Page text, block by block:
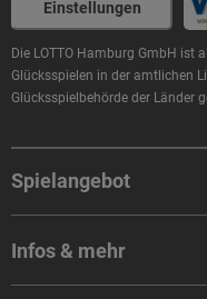
Einstellungen
Die LOTTO Hamburg GmbH ist
Glücksspielen in der amtlichen
Glücksspielbehörde der Länder
Spielangebot
LOTTO 6aus49 spielen
Eurojackpot spielen
GlücksSpirale spielen
Infos & mehr
Zahlen & Quoten